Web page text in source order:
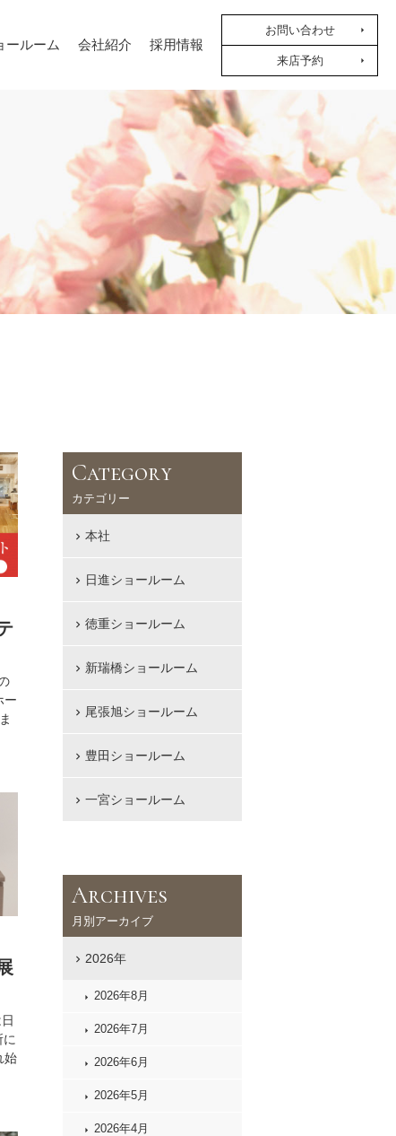
ールーム 会社紹介 採用情報
お問い合わせ
来店予約
ー
始
Category
カテゴリー
本社
日進ショールーム
徳重ショールーム
新瑞橋ショールーム
尾張旭ショールーム
豊田ショールーム
一宮ショールーム
Archives
月別アーカイブ
2026年
2026年8月
2026年7月
2026年6月
2026年5月
2026年4月